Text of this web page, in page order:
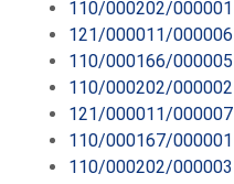
110/000202/000001
121/000011/000006
110/000166/000005
110/000202/000002
121/000011/000007
110/000167/000001
110/000202/000003